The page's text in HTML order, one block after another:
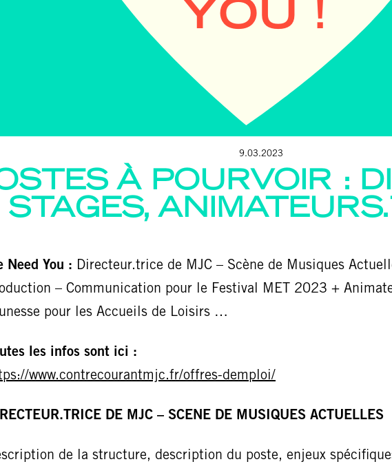
9.03.2023
À POURVOIR :
STAGES,
Need You : Directeur.trice de MJC – Scène de Musiques
– Communication pour le Festival MET 2023 +
pour les Accueils de Loisirs …
les infos sont ici :
www.contrecourantmjc.fr/offres-demploi/
DE MJC – SCENE DE MUSIQUES ACTUELLES
de la structure, description du poste, enjeux